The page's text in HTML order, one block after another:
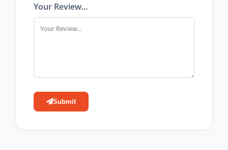
Your Review...
Submit